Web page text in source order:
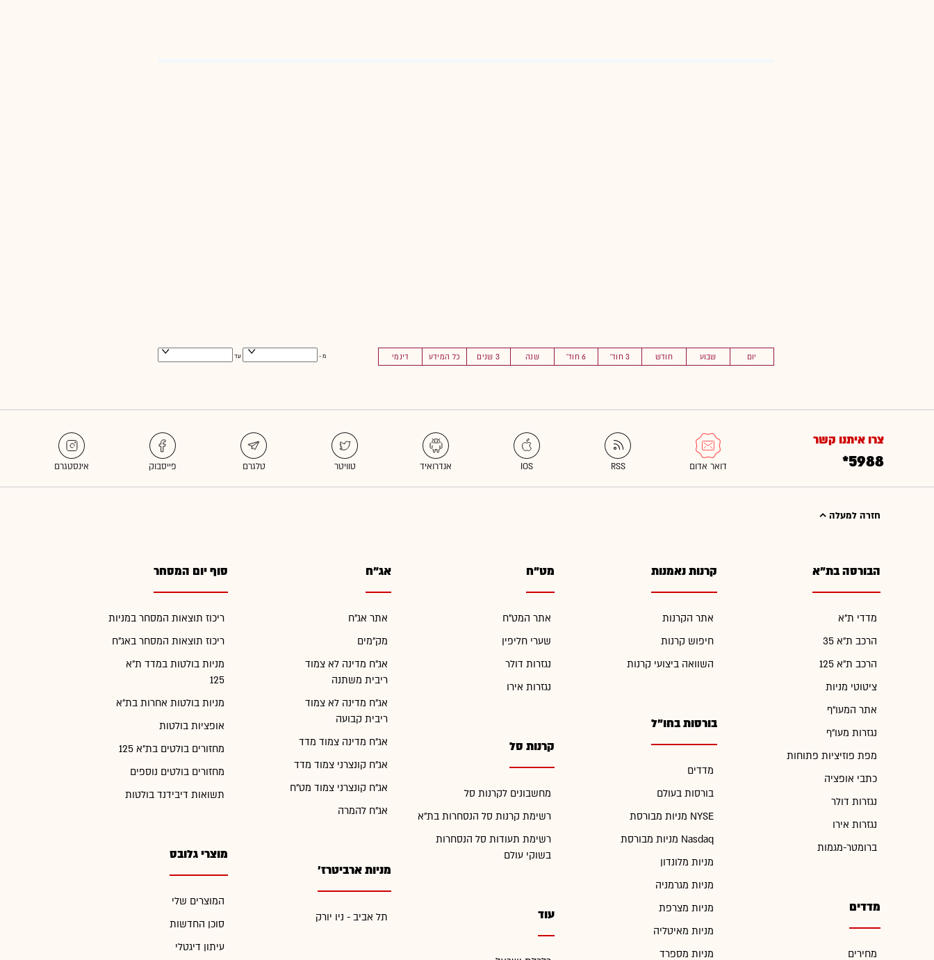
יום שבוע חודש 3 חוד' 6 חוד' שנה 3 שנים כל המידע דינמי מ - עד
צרו איתנו קשר
*5988
חזרה למעלה
הבורסה בת"א
מדדי ת"א
הרכב ת"א 35
הרכב ת"א 125
ציטוטי מניות
אתר המעו"ף
נגזרות מעו"ף
מפת פוזיציות פתוחות
כתבי אופציה
נגזרות דולר
נגזרות אירו
ברומטר-מגמות
מדדים
מחירים
קרנות נאמנות
אתר הקרנות
חיפוש קרנות
השוואה ביצועי קרנות
בורסות בחו"ל
מדדים
בורסות בעולם
מניות מבורסת NYSE
מניות מבורסת Nasdaq
מניות מלונדון
מניות מגרמניה
מניות מצרפת
מניות מאיטליה
מניות מספרד
מט"ח
אתר המט"ח
שערי חליפין
נגזרות דולר
נגזרות אירו
קרנות סל
מחשבונים לקרנות סל
רשימת קרנות סל הנסחרות בת"א
רשימת תעודות סל הנסחרות
בשוקי עולם
עוד
אג"ח
אתר אג"ח
מק"מים
אג"ח מדינה לא צמוד
ריבית משתנה
אג"ח מדינה לא צמוד
ריבית קבועה
אג"ח מדינה צמוד מדד
אג"ח קונצרני צמוד מדד
אג"ח קונצרני צמוד מט"ח
אג"ח להמרה
מניות ארביטרז'
תל אביב - ניו יורק
סוף יום המסחר
ריכוז תוצאות המסחר במניות
ריכוז תוצאות המסחר באג"ח
מניות בולטות במדד ת"א
125
מניות בולטות אחרות בת"א
אופציות בולטות
מחזורים בולטים בת"א 125
מחזורים בולטים נוספים
תשואות דיבידנד בולטות
מוצרי גלובס
המוצרים שלי
סוכן החדשות
עיתון דיגטלי